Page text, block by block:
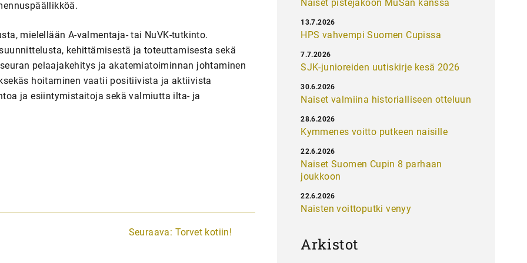
mielellään A-valmentaja- tai NuVK-tutkinto.
kehittämisestä ja toteuttamisesta sekä
pelaajakehitys ja akatemiatoiminnan johtaminen
hoitaminen vaatii positiivista ja aktiivista
ja esiintymistaitoja sekä valmiutta ilta- ja
Seuraava: Torvet kotiin!
Naiset pistejakoon MuSan kanssa
HPS vahvempi Suomen Cupissa
13.7.2026
SJK-junioreiden uutiskirje kesä 2026
7.7.2026
Naiset valmiina historialliseen otteluun
30.6.2026
Kymmenes voitto putkeen naisille
28.6.2026
Naiset Suomen Cupin 8 parhaan
joukkoon
22.6.2026
Naisten voittoputki venyy
22.6.2026
Arkistot